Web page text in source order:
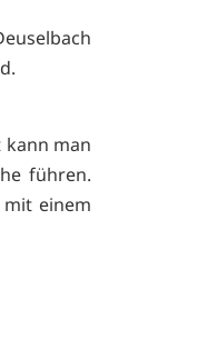
kann man
führen.
einem